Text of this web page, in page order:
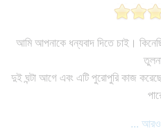
আমি আপনাকে ধন্যবাদ দিতে চাই।
দুই ঘন্টা আগে এবং এটি পুরোপুরি কাজ
...